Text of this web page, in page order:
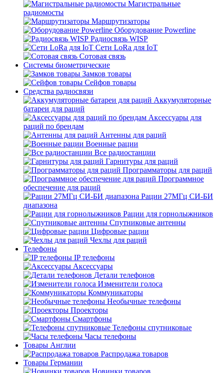
Магистральные
радиомосты
Маршрутизаторы
Оборудование Powerline
Радиосвязь WISP
Сети LoRa для IoT
Сотовая связь
Системы биометрические
Замков товары
Сейфов товары
Средства радиосвязи
Аккумуляторные
батареи для раций
Аксессуары для
раций по брендам
Антенны для раций
Военные рации
Все радиостанции
Гарнитуры для раций
Программаторы для раций
Программное
обеспечение для раций
Рации 27МГц СИ-БИ
диапазона
Рации для горнолыжников
Спутниковые антенны
Цифровые рации
Чехлы для раций
Телефоны
IP телефоны
Аксессуары
Детали телефонов
Изменители голоса
Коммуникаторы
Необычные телефоны
Проекторы
Смартфоны
Телефоны спутниковые
Часы телефоны
Товары Англии
Распродажа товаров
Товары Германии
Новинки товаров